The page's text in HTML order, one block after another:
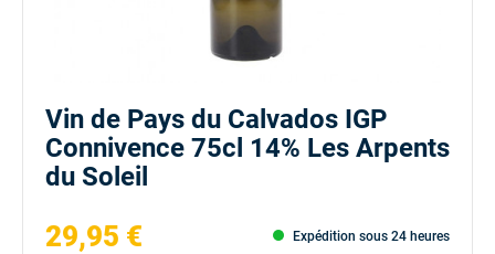
Vin de Pays du Calvados IGP
Connivence 75cl 14% Les Arpents
du Soleil
29,95 € Expédition sous 24 heures